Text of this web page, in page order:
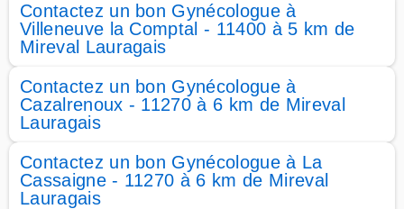
Contactez un bon Gynécologue à
Villeneuve la Comptal - 11400 à 5 km de
Mireval Lauragais
Contactez un bon Gynécologue à
Cazalrenoux - 11270 à 6 km de Mireval
Lauragais
Contactez un bon Gynécologue à La
Cassaigne - 11270 à 6 km de Mireval
Lauragais